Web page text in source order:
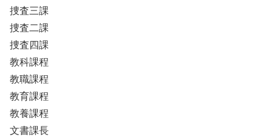
捜査三課
捜査二課
捜査四課
教科課程
教職課程
教育課程
教養課程
文書課長